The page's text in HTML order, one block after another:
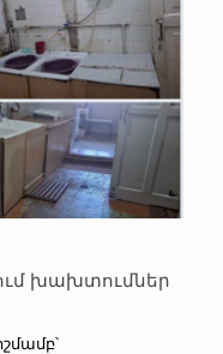
խախտումներ